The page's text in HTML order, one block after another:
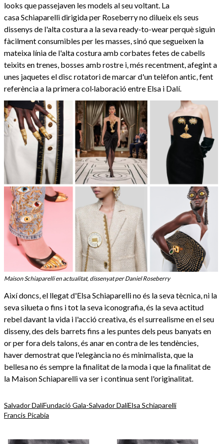
looks que passejaven les models al seu voltant. La
casa Schiaparelli dirigida per Roseberry no dilueix els seus
dissenys de l'alta costura a la seva ready-to-wear perquè siguin
fàcilment consumibles per les masses, sinó que segueixen la
mateixa línia de l'alta costura amb corbates fetes de cabells
teixits en trenes, bosses amb rostre i, més recentment, afegint a
unes jaquetes el disc rotatori de marcar d'un telèfon antic, fent
referència a la primera col·laboració entre Elsa i Dalí.
Maison Schiaparelli en actualitat, dissenyat per Daniel Roseberry
Així doncs, el llegat d'Elsa Schiaparelli no és la seva tècnica, ni la
seva silueta o fins i tot la seva iconografia, és la seva actitud
rebel davant la vida i l'acció creativa, és el surrealisme en el seu
disseny, des dels barrets fins a les puntes dels peus banyats en
or per fora dels talons, és anar en contra de les tendències,
haver demostrat que l'elegància no és minimalista, que la
bellesa no és sempre la finalitat de la moda i que la finalitat de
la Maison Schiaparelli va ser i continua sent l'originalitat.
Salvador DalíFundació Gala-Salvador DalíElsa Schiaparelli
Francis Picabia